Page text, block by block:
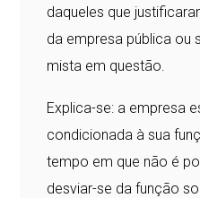
daqueles que
da empresa pública ou
mista em questão.
Explica-se: a empresa
condicionada à sua
tempo em que não é
desviar-se da função